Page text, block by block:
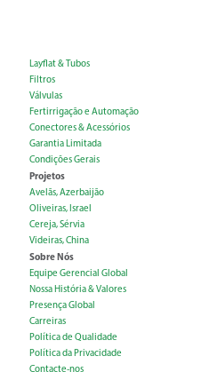
Layflat & Tubos
Filtros
Válvulas
Fertirrigação e Automação
Conectores & Acessórios
Garantia Limitada
Condições Gerais
Projetos
Avelãs, Azerbaijão
Oliveiras, Israel
Cereja, Sérvia
Videiras, China
Sobre Nós
Equipe Gerencial Global
Nossa História & Valores
Presença Global
Carreiras
Política de Qualidade
Política da Privacidade
Contacte-nos